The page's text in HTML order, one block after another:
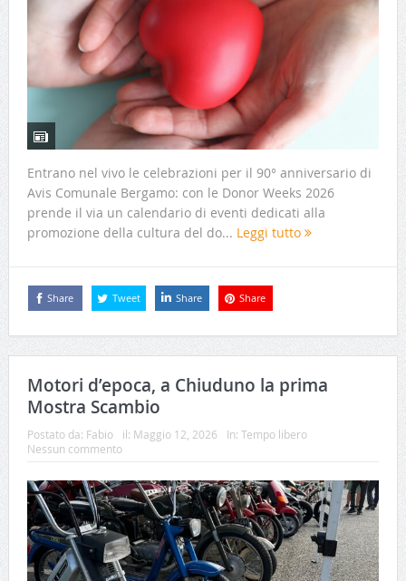
Entrano nel vivo le celebrazioni per il 90° anniversario di
Avis Comunale Bergamo: con le Donor Weeks 2026
prende il via un calendario di eventi dedicati alla
promozione della cultura del do... Leggi tutto
Share Tweet Share Share
Motori d’epoca, a Chiuduno la prima
Mostra Scambio
Postato da: Fabio il: Maggio 12, 2026 In: Tempo libero
Nessun commento